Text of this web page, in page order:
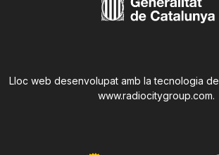
Lloc web desenvolupat amb la tecnologia de
www.radiocitygroup.com.